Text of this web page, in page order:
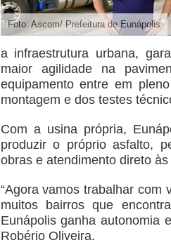
Foto: Ascom/ Prefeitura de Eunápolis
a infraestrutura urbana,
maior agilidade na
equipamento entre em
montagem e dos testes
Com a usina própria,
produzir o próprio asfalto,
obras e atendimento direto
“Agora vamos trabalhar
muitos bairros que
Eunápolis ganha autonomia
Robério Oliveira.